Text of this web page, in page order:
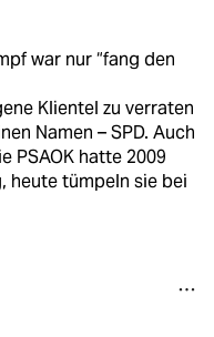
war nur “fang den
Klientel zu verraten
Namen – SPD. Auch
PSAOK hatte 2009
heute tümpeln sie bei